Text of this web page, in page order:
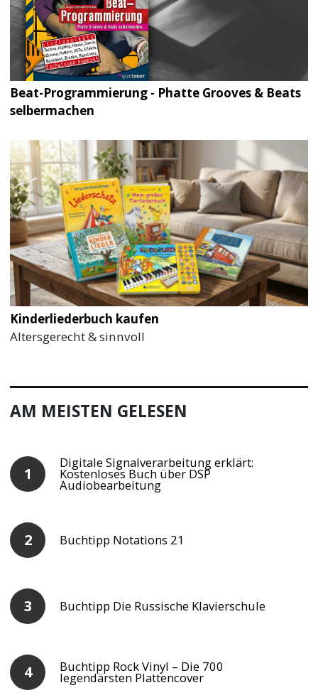
Beat-Programmierung - Phatte Grooves & Beats
selbermachen
Kinderliederbuch kaufen
Altersgerecht & sinnvoll
AM MEISTEN GELESEN
Digitale Signalverarbeitung erklärt:
Kostenloses Buch über DSP
Audiobearbeitung
Buchtipp Notations 21
Buchtipp Die Russische Klavierschule
Buchtipp Rock Vinyl – Die 700
legendärsten Plattencover